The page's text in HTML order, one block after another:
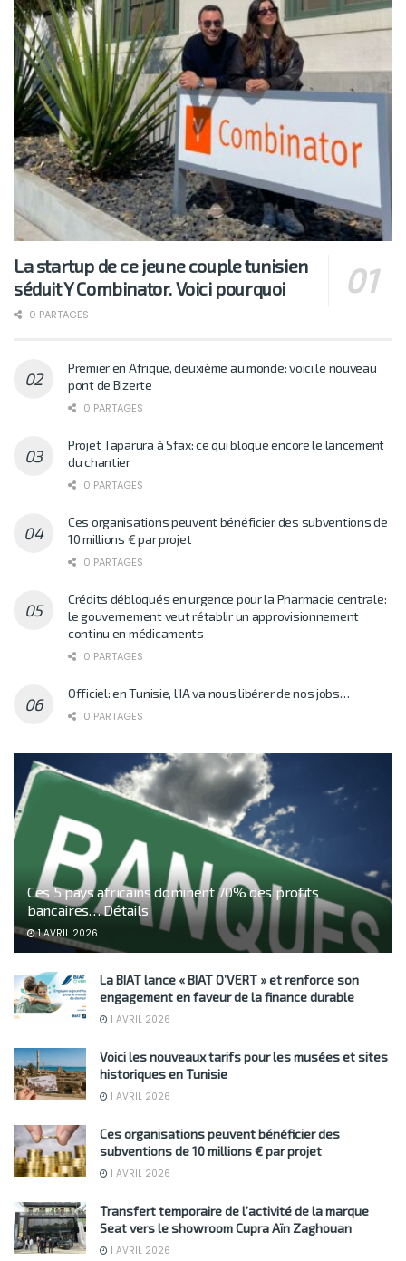
La startup de ce jeune couple tunisien
séduit Y Combinator. Voici pourquoi
0 PARTAGES
Premier en Afrique, deuxième au monde: voici le nouveau
pont de Bizerte
0 PARTAGES
Projet Taparura à Sfax: ce qui bloque encore le lancement
du chantier
0 PARTAGES
Ces organisations peuvent bénéficier des subventions de
10 millions € par projet
0 PARTAGES
Crédits débloqués en urgence pour la Pharmacie centrale:
le gouvernement veut rétablir un approvisionnement
continu en médicaments
0 PARTAGES
Officiel: en Tunisie, l’IA va nous libérer de nos jobs…
0 PARTAGES
Ces 5 pays africains dominent 70% des profits
bancaires… Détails
1 AVRIL 2026
La BIAT lance « BIAT O’VERT » et renforce son
engagement en faveur de la finance durable
1 AVRIL 2026
Voici les nouveaux tarifs pour les musées et sites
historiques en Tunisie
1 AVRIL 2026
Ces organisations peuvent bénéficier des
subventions de 10 millions € par projet
1 AVRIL 2026
Transfert temporaire de l’activité de la marque
Seat vers le showroom Cupra Aïn Zaghouan
1 AVRIL 2026